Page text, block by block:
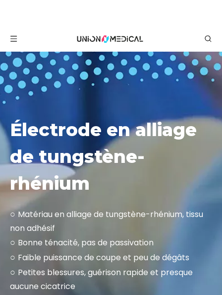
Électrode en alliage
de tungstène-
rhénium
○ Matériau en alliage de tungstène-rhénium, tissu
non adhésif
○ Bonne ténacité, pas de passivation
○ Faible puissance de coupe et peu de dégâts
○ Petites blessures, guérison rapide et presque
aucune cicatrice